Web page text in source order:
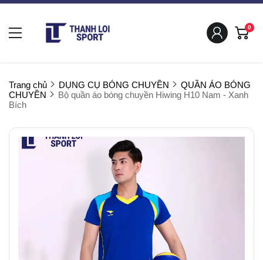
0
Trang chủ DỤNG CỤ BÓNG CHUYỀN
QUẦN ÁO BÓNG
CHUYỀN
Bộ quần áo bóng chuyền Hiwing H10 Nam - Xanh
Bích